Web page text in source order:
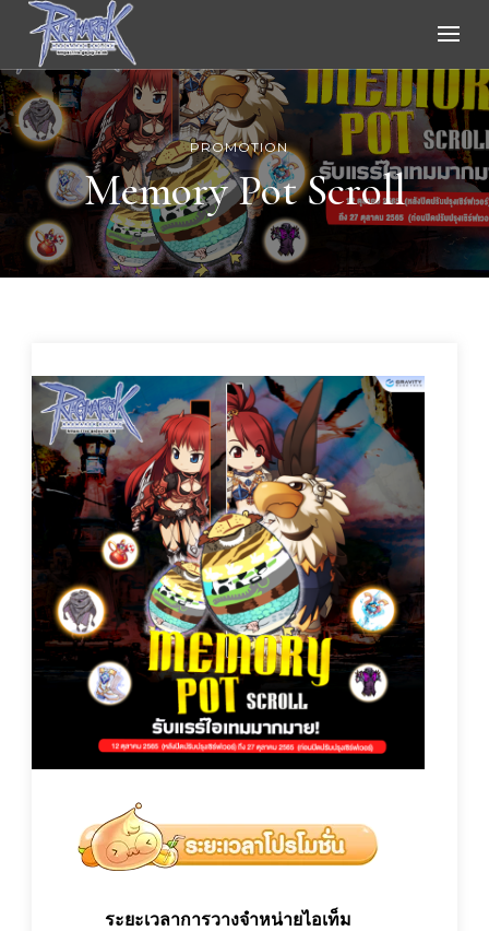
Ragnarok Online
PROMOTION
Memory Pot Scroll
ระยะเวลาการวางจำหน่ายไอเท็ม